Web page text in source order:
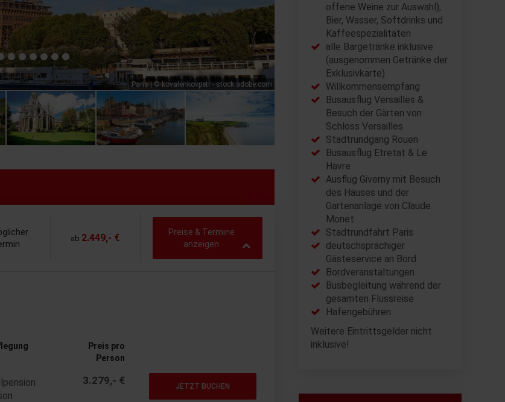
Paris | © kovalenkovpetr - stock.adobe.com
ab 2.449,- €
Preise & Termine
anzeigen
Preis pro
Person
3.279,- € JETZT BUCHEN
offene Weine zur Auswahl),
Bier, Wasser, Softdrinks und
Kaffeespezialitäten
alle Bargetränke inklusive
(ausgenommen Getränke der
Exklusivkarte)
Willkommensempfang
Busausflug Versailles &
Besuch der Gärten von
Schloss Versailles
Stadtrundgang Rouen
Busausflug Etretat & Le
Havre
Ausflug Giverny mit Besuch
des Hauses und der
Gartenanlage von Claude
Monet
Stadtrundfahrt Paris
deutschsprachiger
Gästeservice an Bord
Bordveranstaltungen
Busbegleitung während der
gesamten Flussreise
Hafengebühren
Weitere Eintrittsgelder nicht
inklusive!